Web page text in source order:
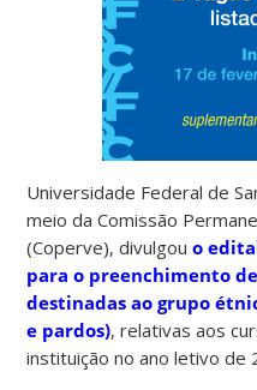
Universidade Federal de
meio da Comissão
(Coperve), divulgouo
para o preenchimento
destinadas ao grupo
e pardos), relativas aos
instituição no ano letivo de